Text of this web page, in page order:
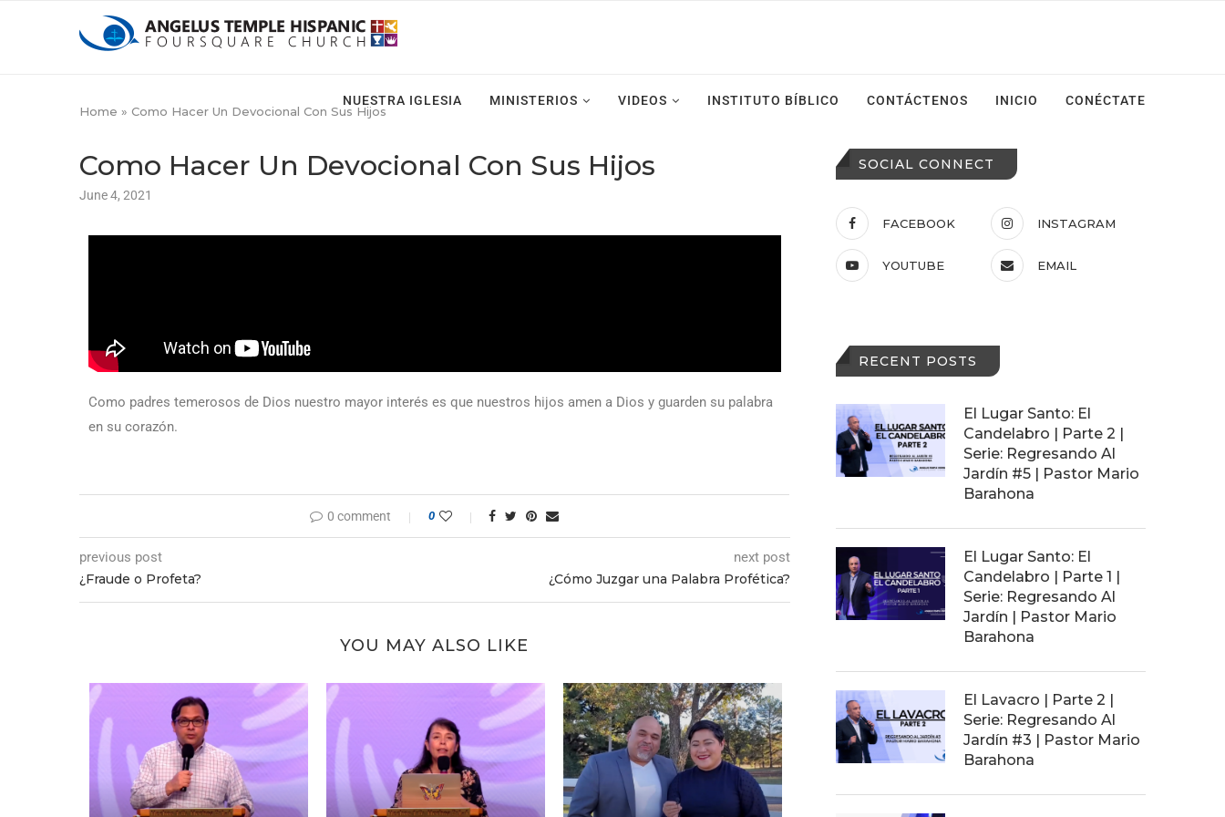
NUESTRA IGLESIA MINISTERIOS VIDEOS INSTITUTO BÍBLICO CONTÁCTENOS INICIO CONÉCTATE
Home » Como Hacer Un Devocional Con Sus Hijos
Como Hacer Un Devocional Con Sus Hijos
June 4, 2021
Como padres temerosos de Dios nuestro mayor interés es que nuestros hijos amen a Dios y guarden su palabra
en su corazón.
0 comment 0
previous post
¿Fraude o Profeta?
next post
¿Cómo Juzgar una Palabra Profética?
YOU MAY ALSO LIKE
SOCIAL CONNECT
FACEBOOK INSTAGRAM
YOUTUBE EMAIL
RECENT POSTS
El Lugar Santo: El
Candelabro | Parte 2 |
Serie: Regresando Al
Jardín #5 | Pastor Mario
Barahona
El Lugar Santo: El
Candelabro | Parte 1 |
Serie: Regresando Al
Jardín | Pastor Mario
Barahona
El Lavacro | Parte 2 |
Serie: Regresando Al
Jardín #3 | Pastor Mario
Barahona